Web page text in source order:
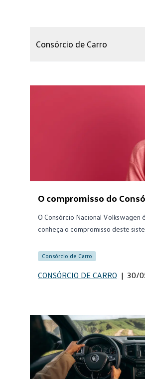
Consórcio de Carro
O compromisso do
O Consórcio Nacional
conheça o compromisso deste
Consórcio de Carro
CONSÓRCIO DE CARRO | 30/